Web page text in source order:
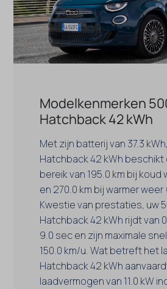
Modelkenmerken
Hatchback 42 kWh
Met zijn batterij van 37.3
Hatchback 42 kWh beschikt
bereik van 195.0 km bij koud
en 270.0 km bij warmer weer
Kwestie van prestaties, uw
Hatchback 42 kWh rijdt van
9.0 sec en zijn maximale
150.0 km/u. Wat betreft het
Hatchback 42 kWh
laadvermogen van 11.0 kW